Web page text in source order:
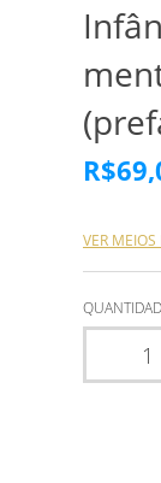
VER